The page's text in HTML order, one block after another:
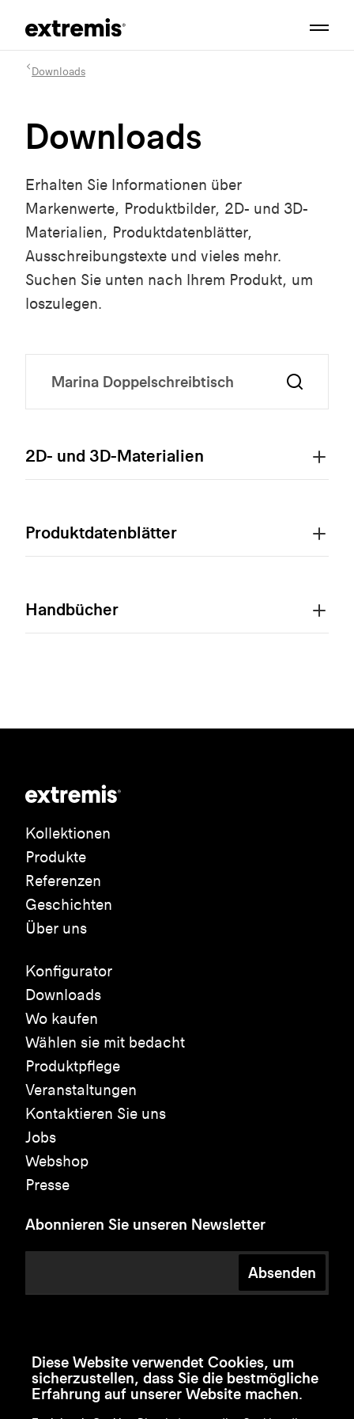
Downloads
Downloads
Erhalten Sie Informationen über
Markenwerte, Produktbilder, 2D- und 3D-
Materialien, Produktdatenblätter,
Ausschreibungstexte und vieles mehr.
Suchen Sie unten nach Ihrem Produkt, um
loszulegen.
2D- und 3D-Materialien
Produktdatenblätter
Handbücher
Kollektionen
Produkte
Referenzen
Geschichten
Über uns
Konfigurator
Downloads
Wo kaufen
Wählen sie mit bedacht
Produktpflege
Veranstaltungen
Kontaktieren Sie uns
Jobs
Webshop
Presse
Abonnieren Sie unseren Newsletter
Absenden
Diese Website verwendet Cookies, um
sicherzustellen, dass Sie die bestmögliche
Erfahrung auf unserer Website machen.